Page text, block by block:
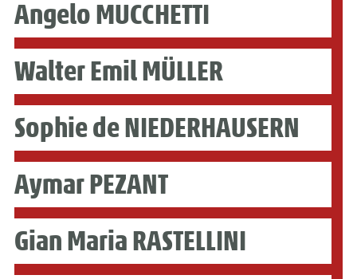
Angelo MUCCHETTI
Walter Emil MÜLLER
Sophie de NIEDERHAUSERN
Aymar PEZANT
Gian Maria RASTELLINI